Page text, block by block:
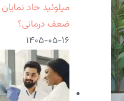
میلوئید حاد
ضعف درمانی؟
۱۴۰۵-۰۵-۱۶